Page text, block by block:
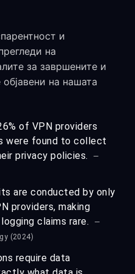
и
на
за завршените и
на нашата
of VPN providers
were found to collect
privacy policies.
—
are conducted by only
providers, making
claims rare.
—
(2024)
require data